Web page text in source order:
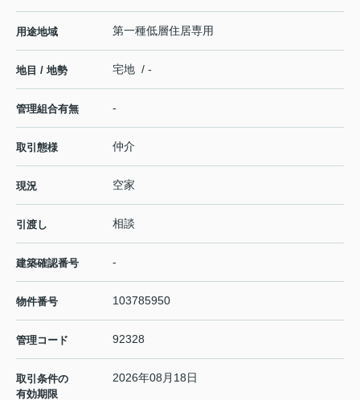
用途地域 第一種低層住居専用
地目 / 地勢 宅地 / -
管理組合有無 -
取引態様 仲介
現況 空家
引渡し 相談
建築確認番号 -
物件番号 103785950
管理コード 92328
取引条件の
有効期限
2026年08月18日